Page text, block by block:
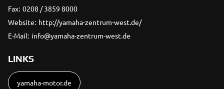
Fax: 0208 / 3859 8000
Website: http://yamaha-zentrum-west.de/
E-Mail: info@yamaha-zentrum-west.de
LINKS
yamaha-motor.de